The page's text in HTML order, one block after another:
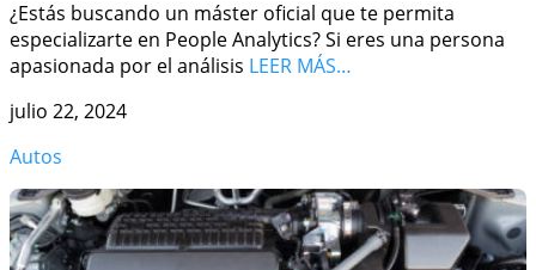
¿Estás buscando un máster oficial que te permita
especializarte en People Analytics? Si eres una persona
apasionada por el análisis LEER MÁS…
julio 22, 2024
Autos